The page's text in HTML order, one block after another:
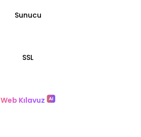
Sunucu
SSL
Web Kılavuz